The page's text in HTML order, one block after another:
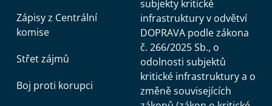
Zápisy z Centrální
komise
Střet zájmů
Boj proti korupci
subjekty kritické
infrastruktury v odvětví
DOPRAVA podle zákona
č. 266/2025 Sb., o
odolnosti subjektů
kritické infrastruktury a o
změně souvisejících